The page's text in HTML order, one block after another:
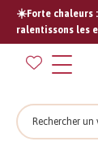
☀️Forte chaleurs
ralentissons les
Rechercher